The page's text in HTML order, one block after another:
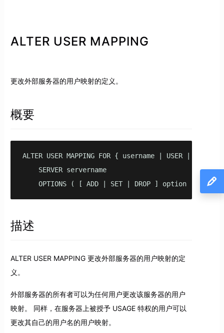
ALTER USER MAPPING
更改外部服务器的用户映射的定义。
概要
ALTER USER MAPPING FOR { username | USER |
    SERVER servername
OPTIONS ( [ ADD | SET | DROP ] option
描述
ALTER USER MAPPING 更改外部服务器的用户映射的定
义。
外部服务器的所有者可以为任何用户更改该服务器的用户
映射。 同样，在服务器上被授予 USAGE 特权的用户可以
更改其自己的用户名的用户映射。